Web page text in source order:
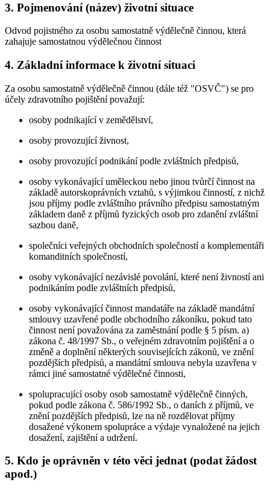
3. Pojmenování (název) životní situace
Odvod pojistného za osobu samostatně výdělečně činnou, která
zahajuje samostatnou výdělečnou činnost
4. Základní informace k životní situaci
Za osobu samostatně výdělečně činnou (dále též "OSVČ") se pro
účely zdravotního pojištění považují:
osoby podnikající v zemědělství,
osoby provozující živnost,
osoby provozující podnikání podle zvláštních předpisů,
osoby vykonávající uměleckou nebo jinou tvůrčí činnost na
základě autorskoprávních vztahů, s výjimkou činností, z nichž
jsou příjmy podle zvláštního právního předpisu samostatným
základem daně z příjmů fyzických osob pro zdanění zvláštní
sazbou daně,
společníci veřejných obchodních společností a komplementáři
komanditních společností,
osoby vykonávající nezávislé povolání, které není živností ani
podnikáním podle zvláštních předpisů,
osoby vykonávající činnost mandatáře na základě mandátní
smlouvy uzavřené podle obchodního zákoníku, pokud tato
činnost není považována za zaměstnání podle § 5 písm. a)
zákona č. 48/1997 Sb., o veřejném zdravotním pojištění a o
změně a doplnění některých souvisejících zákonů, ve znění
pozdějších předpisů, a mandátní smlouva nebyla uzavřena v
rámci jiné samostatné výdělečné činnosti,
spolupracující osoby osob samostatně výdělečně činných,
pokud podle zákona č. 586/1992 Sb., o daních z příjmů, ve
znění pozdějších předpisů, lze na ně rozdělovat příjmy
dosažené výkonem spolupráce a výdaje vynaložené na jejich
dosažení, zajištění a udržení.
5. Kdo je oprávněn v této věci jednat (podat žádost
apod.)